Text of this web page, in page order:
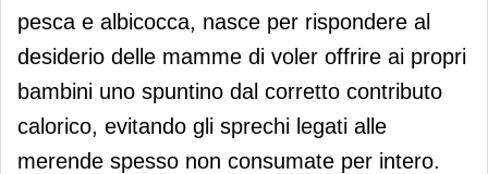
pesca e albicocca, nasce per rispondere al
desiderio delle mamme di voler offrire ai propri
bambini uno spuntino dal corretto contributo
calorico, evitando gli sprechi legati alle
merende spesso non consumate per intero.